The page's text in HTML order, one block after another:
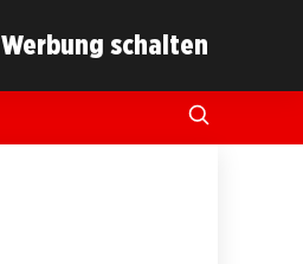
Werbung schalten